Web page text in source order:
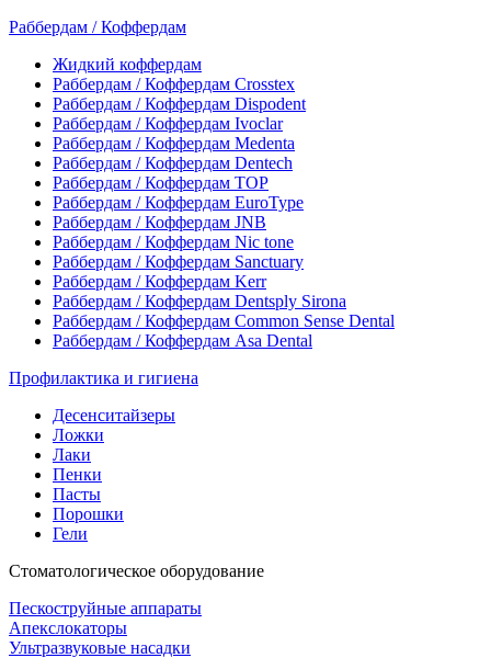
Раббердам / Коффердам
Жидкий коффердам
Раббердам / Коффердам Crosstex
Раббердам / Коффердам Dispodent
Раббердам / Коффердам Ivoclar
Раббердам / Коффердам Medenta
Раббердам / Коффердам Dentech
Раббердам / Коффердам ТОР
Раббердам / Коффердам EuroType
Раббердам / Коффердам JNB
Раббердам / Коффердам Nic tone
Раббердам / Коффердам Sanctuary
Раббердам / Коффердам Kerr
Раббердам / Коффердам Dentsply Sirona
Раббердам / Коффердам Common Sense Dental
Раббердам / Коффердам Asa Dental
Профилактика и гигиена
Десенситайзеры
Ложки
Лаки
Пенки
Пасты
Порошки
Гели
Стоматологическое оборудование
Пескоструйные аппараты
Апекслокаторы
Ультразвуковые насадки